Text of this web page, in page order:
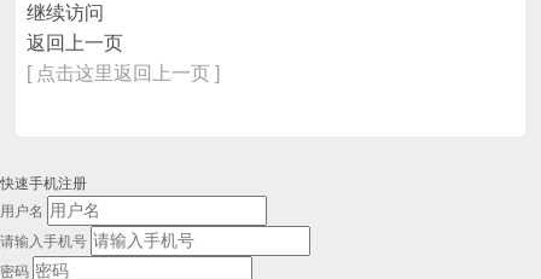
继续访问
返回上一页
[ 点击这里返回上一页 ]
快速手机注册
用户名
请输入手机号
密码